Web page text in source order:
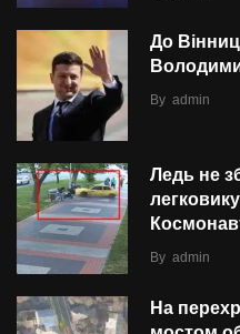
До
By admin
Ледь не
By admin
На